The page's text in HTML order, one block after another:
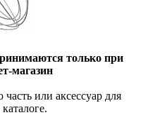
только при
магазин
или аксессуар для